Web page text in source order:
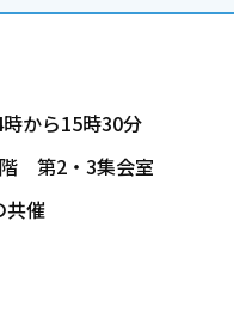
から15時30分
第2・3集会室
催